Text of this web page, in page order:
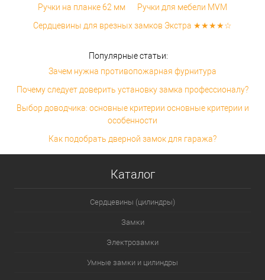
Ручки на планке 62 мм
Ручки для мебели MVM
Сердцевины для врезных замков Экстра ★★★★☆
Популярные статьи:
Зачем нужна противопожарная фурнитура
Почему следует доверить установку замка профессионалу?
Выбор доводчика: основные критерии основные критерии и
особенности
Как подобрать дверной замок для гаража?
Каталог
Сердцевины (цилиндры)
Замки
Электрозамки
Умные замки и цилиндры